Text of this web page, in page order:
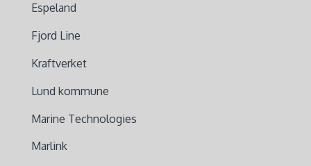
Espeland
Fjord Line
Kraftverket
Lund kommune
Marine Technologies
Marlink